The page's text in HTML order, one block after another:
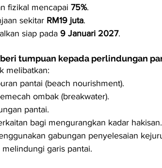
fizikal mencapai 75%.
sekitar RM19 juta.
siap pada 9 Januari 2027.
tumpuan kepada perlindungan
melibatkan:
pantai (beach nourishment).
ombak (breakwater).
pantai.
bagi mengurangkan kadar hakisan.
gabungan penyelesaian
garis pantai.